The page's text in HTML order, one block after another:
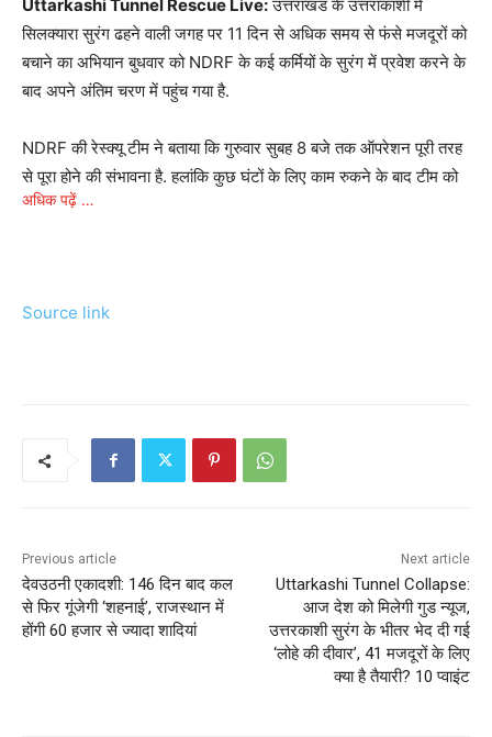
Uttarkashi Tunnel Rescue Live:उत्तराखंड के उत्तराकाशी में
सिलक्यारा सुरंग ढहने वाली जगह पर 11 दिन से अधिक समय से फंसे मजदूरों को
बचाने का अभियान बुधवार को NDRF के कई कर्मियों के सुरंग में प्रवेश करने के
बाद अपने अंतिम चरण में पहुंच गया है.
NDRF की रेस्क्यू टीम ने बताया कि गुरुवार सुबह 8 बजे तक ऑपरेशन पूरी तरह
से पूरा होने की संभावना है. हलांकि कुछ घंटों के लिए काम रुकने के बाद टीम को
एक और चुनौती का सामना करना पड़ा क्योंकि एक धातु पाइप ने मशीन को अवरुद्ध
को भी बाहर निकाल लिया जाएगा.
अधिक पढ़ें …
Source link
Previous article
देवउठनी एकादशी: 146 दिन बाद कल
से फिर गूंजेगी ‘शहनाई’, राजस्थान में
होंगी 60 हजार से ज्यादा शादियां
Next article
Uttarkashi Tunnel Collapse:
आज देश को मिलेगी गुड न्यूज,
उत्तरकाशी सुरंग के भीतर भेद दी गई
‘लोहे की दीवार’, 41 मजदूरों के लिए
क्या है तैयारी? 10 प्वाइंट